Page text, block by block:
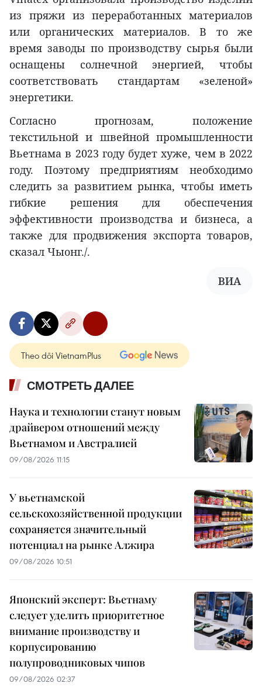
из пряжи из переработанных материалов
или органических материалов. В то же
время заводы по производству сырья были
оснащены солнечной энергией, чтобы
соответствовать стандартам «зеленой»
энергетики.
Согласно прогнозам, положение
текстильной и швейной промышленности
Вьетнама в 2023 году будет хуже, чем в 2022
году. Поэтому предприятиям необходимо
следить за развитием рынка, чтобы иметь
гибкие решения для обеспечения
эффективности производства и бизнеса, а
также для продвижения экспорта товаров,
сказал Чыонг./.
ВИА
Theo dõi VietnamPlus
СМОТРЕТЬ ДАЛЕЕ
Наука и технологии станут новым
драйвером отношений между
Вьетнамом и Австралией
09/08/2026 11:15
У вьетнамской
сельскохозяйственной продукции
сохраняется значительный
потенциал на рынке Алжира
09/08/2026 10:51
Японский эксперт: Вьетнаму
следует уделить приоритетное
внимание производству и
корпусированию
полупроводниковых чипов
09/08/2026 02:37